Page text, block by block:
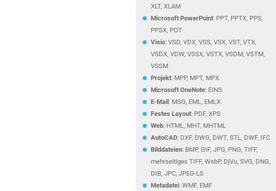
XLT, XLAM
Microsoft PowerPoint: PPT, PPTX, PPS,
PPSX, POT
Visio: VSD, VDX, VSS, VSX, VST, VTX,
VSDX, VDW, VSSX, VSTX, VSDM, VSTM,
VSSM
Projekt: MPP, MPT, MPX
Microsoft OneNote: EINS
E-Mail : MSG, EML, EMLX
Festes Layout: PDF, XPS
Web: HTML, MHT, MHTML
AutoCAD: DXF, DWG, DWT, STL, DWF, IFC
Bilddateien: BMP, GIF, JPG, PNG, TIFF,
mehrseitiges TIFF, WebP, DjVu, SVG, DNG,
DIB, JPC, JPEG-LS
Metadatei: WMF, EMF